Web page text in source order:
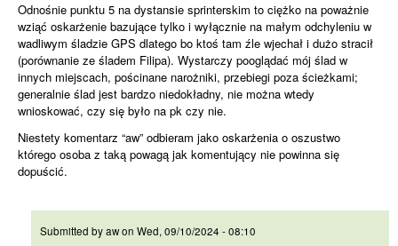
Odnośnie punktu 5 na dystansie sprinterskim to ciężko na poważnie
wziąć oskarżenie bazujące tylko i wyłącznie na małym odchyleniu w
wadliwym śladzie GPS dlatego bo ktoś tam źle wjechał i dużo stracił
(porównanie ze śladem Filipa). Wystarczy pooglądać mój ślad w
innych miejscach, pościnane narożniki, przebiegi poza ścieżkami;
generalnie ślad jest bardzo niedokładny, nie można wtedy
wnioskować, czy się było na pk czy nie.
Niestety komentarz “aw” odbieram jako oskarżenia o oszustwo
którego osoba z taką powagą jak komentujący nie powinna się
dopuścić.
Norman, zupełnie nie
Submitted byawon Wed, 09/10/2024 - 08:10